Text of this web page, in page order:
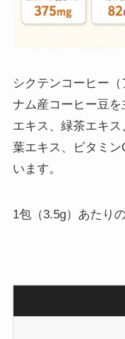
シクテンコーヒー
ナム産コーヒー豆
エキス、緑茶エキ
葉エキス、ビタミン
います。
1包（3.5g）あたり